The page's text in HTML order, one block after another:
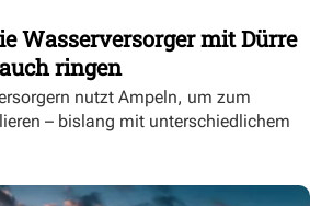
Wasserversorger mit Dürre
ringen
nutzt Ampeln, um zum
– bislang mit unterschiedlichem